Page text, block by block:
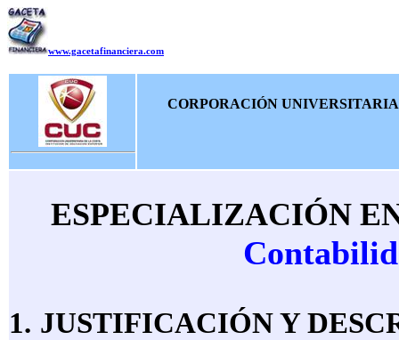
www.gacetafinanciera.com
CORPORACIÓN
ESPECIALIZACIÓN
1. JUSTIFICACIÓN Y